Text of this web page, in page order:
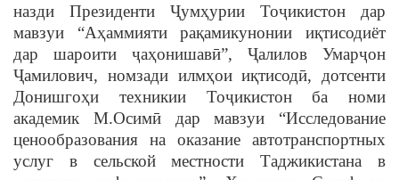
назди Президенти Ҷумҳурии Тоҷикистон дар
мавзуи “Аҳаммияти рақамикунонии иқтисодиёт
дар шароити ҷаҳонишавӣ”, Ҷалилов Умарҷон
Ҷамилович, номзади илмҳои иқтисодӣ, дотсенти
Донишгоҳи техникии Тоҷикистон ба номи
академик М.Осимӣ дар мавзуи “Исследование
ценообразования на оказание автотранспортных
услуг в сельской местности Таджикистана в